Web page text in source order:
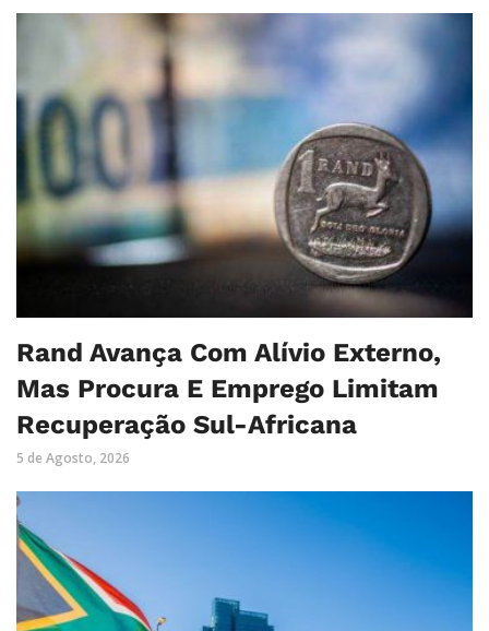
Rand Avança Com Alívio Externo,
Mas Procura E Emprego Limitam
Recuperação Sul-Africana
5 de Agosto, 2026